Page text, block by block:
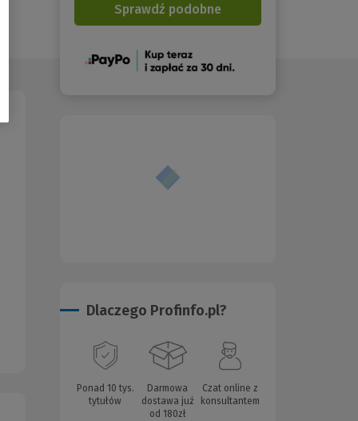
Sprawdź podobne
(Nowe
Dlaczego Profinfo.pl?
Ponad 10 tys.
tytułów
Darmowa
dostawa już
od 180zł
Czat online z
konsultantem